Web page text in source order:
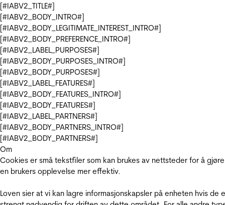
[#IABV2_TITLE#]
[#IABV2_BODY_INTRO#]
[#IABV2_BODY_LEGITIMATE_INTEREST_INTRO#]
[#IABV2_BODY_PREFERENCE_INTRO#]
[#IABV2_LABEL_PURPOSES#]
[#IABV2_BODY_PURPOSES_INTRO#]
[#IABV2_BODY_PURPOSES#]
[#IABV2_LABEL_FEATURES#]
[#IABV2_BODY_FEATURES_INTRO#]
[#IABV2_BODY_FEATURES#]
[#IABV2_LABEL_PARTNERS#]
[#IABV2_BODY_PARTNERS_INTRO#]
[#IABV2_BODY_PARTNERS#]
Om
Cookies er små tekstfiler som kan brukes av nettsteder for å gjøre
en brukers opplevelse mer effektiv.
Loven sier at vi kan lagre informasjonskapsler på enheten hvis de